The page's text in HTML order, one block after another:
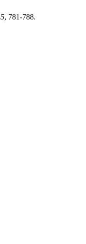
5, 781-788.